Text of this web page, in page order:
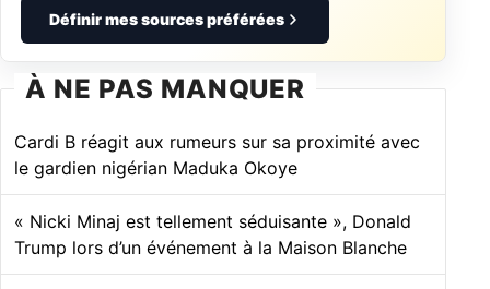
Définir mes sources préférées
À NE PAS MANQUER
Cardi B réagit aux rumeurs sur sa proximité avec
le gardien nigérian Maduka Okoye
« Nicki Minaj est tellement séduisante », Donald
Trump lors d’un événement à la Maison Blanche